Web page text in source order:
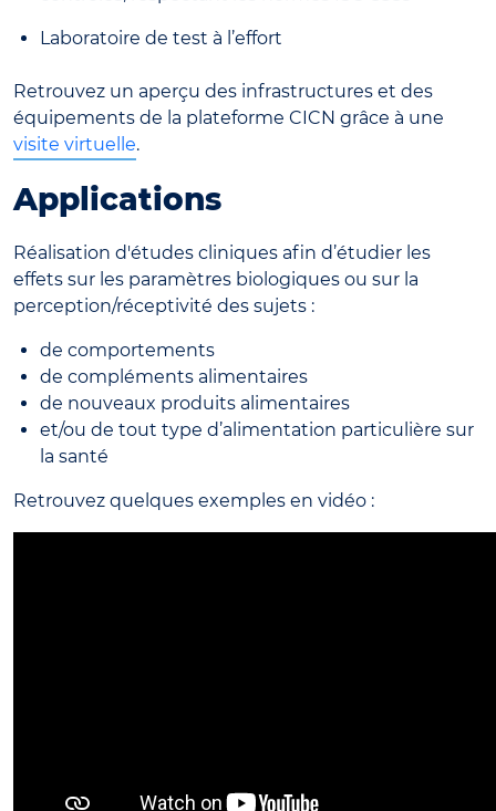
Laboratoire de test à l’effort
Retrouvez un aperçu des infrastructures et des
équipements de la plateforme CICN grâce à une
visite virtuelle.
Applications
Réalisation d'études cliniques afin d’étudier les
effets sur les paramètres biologiques ou sur la
perception/réceptivité des sujets :
de comportements
de compléments alimentaires
de nouveaux produits alimentaires
et/ou de tout type d’alimentation particulière sur
la santé
Retrouvez quelques exemples en vidéo :